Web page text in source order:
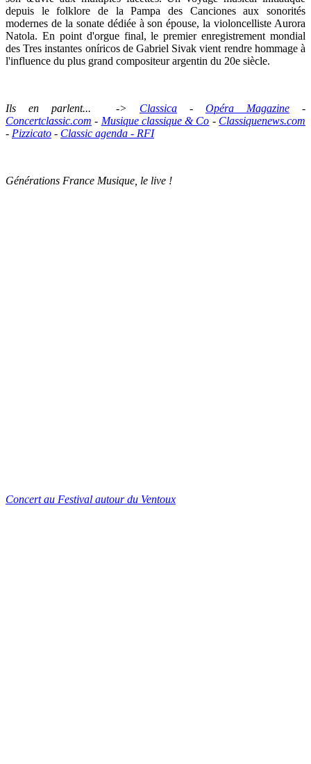
depuis le folklore de la Pampa des Cancionesaux sonorités
modernes de la sonate dédiée à son épouse, la violoncelliste Aurora
Natola. En point d'orgue final, le premier enregistrement mondial
desTres instantes oníricosde Gabriel Sivak vient rendre hommage à
l'influence du plus grand compositeur argentin du 20e siècle.
Ils en parlent... -> Classica - Opéra Magazine -
Concertclassic.com - Musique classique & Co - Classiquenews.com
- Pizzicato - Classic agenda - RFI
Générations France Musique, le live !
Concert au Festival autour du Ventoux